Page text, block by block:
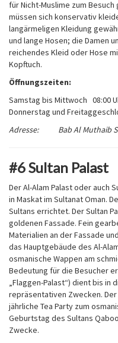
für Nicht-Muslime zum
müssen sich konservativ
langärmeligen Kleidung
und lange Hosen; die Damen
reichendes Kleid oder Hose
Kopftuch.
Öffnungszeiten:
Samstag bis Mittwoch 08:00
Donnerstag und Freitag
Adresse: Bab Al Muthaib
#6 Sultan Palast
Der Al-Alam Palast oder auch
in Maskat im Sultanat Oman.
Sultans errichtet. Der Sultan
goldenen Fassade. Fein
Materialien an der Fassade
das Hauptgebäude des Al-
osmanische Wappen am
Bedeutung für die Besucher
„Flaggen-Palast“) dient bis
repräsentativen Zwecken.
jährliche Tea Party zum
Geburtstag des Sultans
Zwecke.